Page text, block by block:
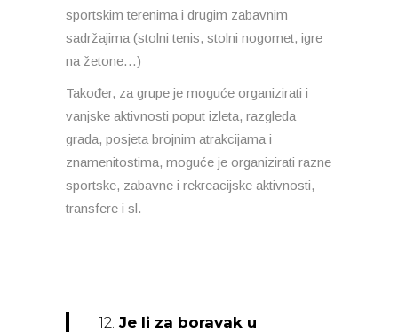
sportskim terenima i drugim zabavnim
sadržajima (stolni tenis, stolni nogomet, igre
na žetone…)
Također, za grupe je moguće organizirati i
vanjske aktivnosti poput izleta, razgleda
grada, posjeta brojnim atrakcijama i
znamenitostima, moguće je organizirati razne
sportske, zabavne i rekreacijske aktivnosti,
transfere i sl.
12. Je li za boravak u